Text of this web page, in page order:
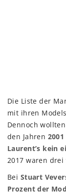
Die Liste der
mit ihren
Dennoch
den Jahren
Laurent’s kein
2017 waren
Bei Stuart
Prozent der